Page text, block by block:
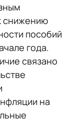
снижению
пособий
года.
связано
на